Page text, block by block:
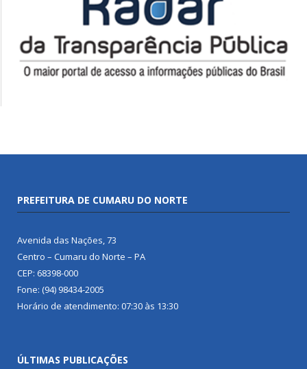
PREFEITURA DE CUMARU DO NORTE
Avenida das Nações, 73
Centro – Cumaru do Norte – PA
CEP: 68398-000
Fone: (94) 98434-2005
Horário de atendimento: 07:30 às 13:30
ÚLTIMAS PUBLICAÇÕES